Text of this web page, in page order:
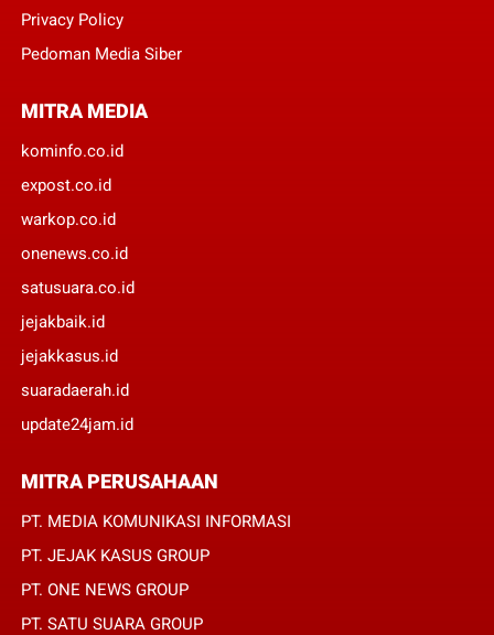
Privacy Policy
Pedoman Media Siber
MITRA MEDIA
kominfo.co.id
expost.co.id
warkop.co.id
onenews.co.id
satusuara.co.id
jejakbaik.id
jejakkasus.id
suaradaerah.id
update24jam.id
MITRA PERUSAHAAN
PT. MEDIA KOMUNIKASI INFORMASI
PT. JEJAK KASUS GROUP
PT. ONE NEWS GROUP
PT. SATU SUARA GROUP